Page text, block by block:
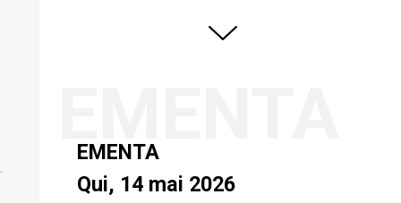
EMENTA
Qui, 14 mai 2026